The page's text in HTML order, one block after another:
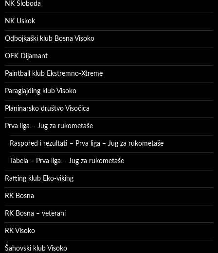
NK Sloboda
NK Uskok
Odbojkaški klub Bosna Visoko
OFK Dijamant
Paintball klub Ekstremno-Xtreme
Paraglajding klub Visoko
Planinarsko društvo Visočica
Prva liga – Jug za rukometaše
Raspored i rezultati – Prva liga – Jug za rukometaše
Tabela – Prva liga – Jug za rukometaše
Rafting klub Eko-viking
RK Bosna
RK Bosna – veterani
RK Visoko
Šahovski klub Visoko